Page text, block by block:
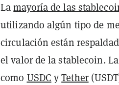
Lamayoría de las
utilizando algún tipo de
circulación están
el valor de la stablecoin.
como USDC yTether